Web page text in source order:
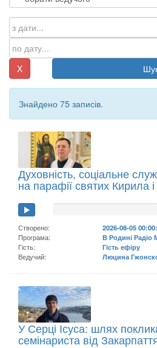
X
Знайдено 75 записів.
Духовність, соціальне
на парафії святих Кирила
Створено:
2026-08-05
Програма:
В Родині Радіо
Гість:
Гість ефіру
Ведучий:
Люцина
У Серці Ісуса: шлях
семінариста від